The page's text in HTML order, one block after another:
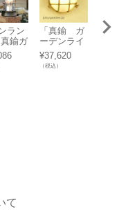
ラン
鍮ガ
ライ
ガラ
「真鍮 ガ
ーデンライ
ト BH202
8FR LED」
¥37,620
（税込）
「真
て